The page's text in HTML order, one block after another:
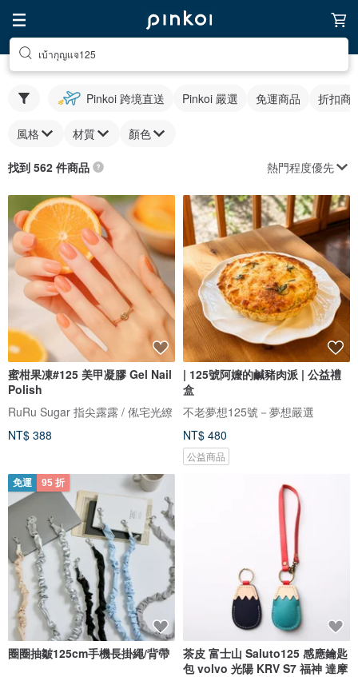
เบ้ากุญแจ125
Pinkoi 跨境直送 Pinkoi 嚴選 免運商品 折扣商
風格 材質 顏色
找到 562 件商品 熱門程度優先
蜜柑果凍#125 美甲凝膠 Gel Nail
Polish
RuRu Sugar 指尖露露 / 俬宅光繚
NT$ 388
| 125號阿嬤的鹹豬肉派 | 公益禮
盒
不老夢想125號－夢想嚴選
NT$ 480
公益商品
免運 95 折
圈圈抽皺125cm手機長掛繩/背帶
茶皮 富士山 Saluto125 感應鑰匙
包 volvo 光陽 KRV S7 福神 達摩